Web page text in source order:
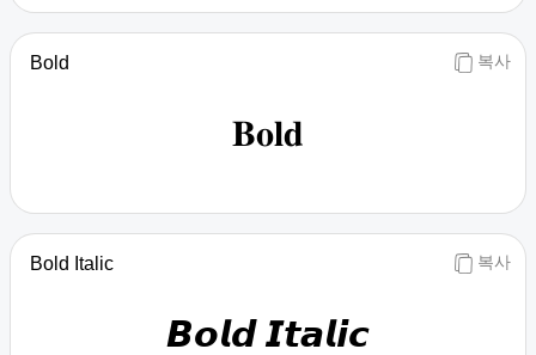
복사
Bold
𝐁𝐨𝐥𝐝
복사
Bold Italic
𝘽𝙤𝙡𝙙 𝙄𝙩𝙖𝙡𝙞𝙘